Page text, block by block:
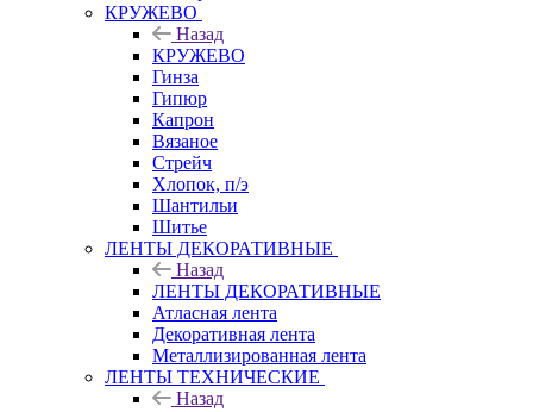
КРУЖЕВО
Назад
КРУЖЕВО
Гинза
Гипюр
Капрон
Вязаное
Стрейч
Хлопок, п/э
Шантильи
Шитье
ЛЕНТЫ ДЕКОРАТИВНЫЕ
Назад
ЛЕНТЫ ДЕКОРАТИВНЫЕ
Атласная лента
Декоративная лента
Металлизированная лента
ЛЕНТЫ ТЕХНИЧЕСКИЕ
Назад